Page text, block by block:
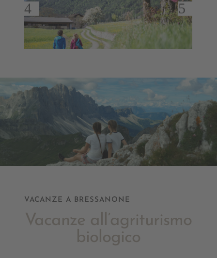
VACANZE A BRESSANONE
Vacanze all’agriturismo
biologico